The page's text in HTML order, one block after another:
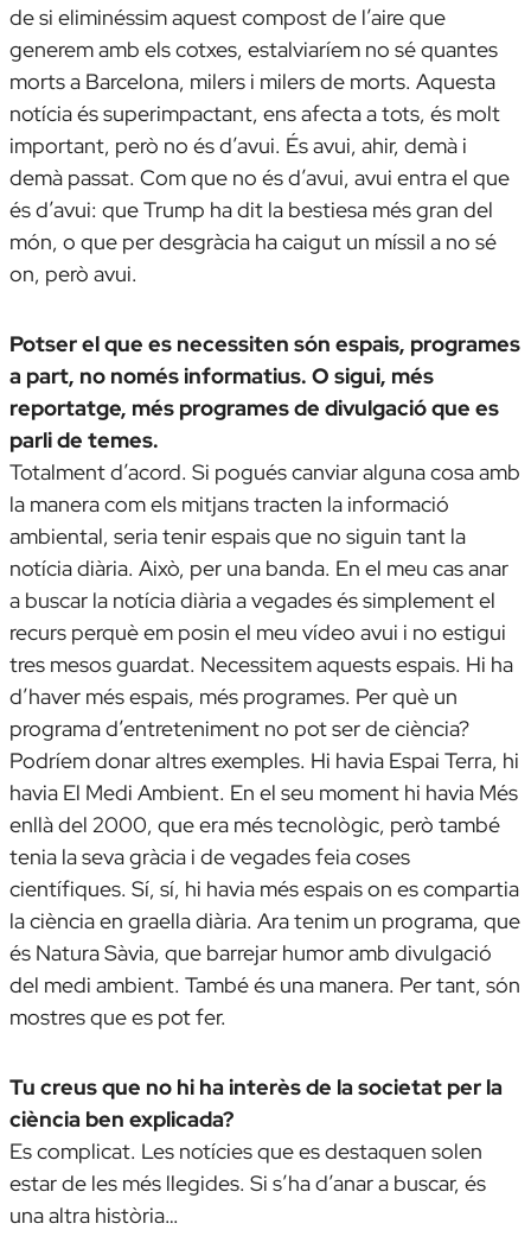
de si eliminéssim aquest compost de l’aire que
generem amb els cotxes, estalviaríem no sé quantes
morts a Barcelona, milers i milers de morts. Aquesta
notícia és superimpactant, ens afecta a tots, és molt
important, però no és d’avui. És avui, ahir, demà i
demà passat. Com que no és d’avui, avui entra el que
és d’avui: que Trump ha dit la bestiesa més gran del
món, o que per desgràcia ha caigut un míssil a no sé
on, però avui.
Potser el que es necessiten són espais, programes
a part, no només informatius. O sigui, més
reportatge, més programes de divulgació que es
parli de temes.
Totalment d’acord. Si pogués canviar alguna cosa amb
la manera com els mitjans tracten la informació
ambiental, seria tenir espais que no siguin tant la
notícia diària. Això, per una banda. En el meu cas anar
a buscar la notícia diària a vegades és simplement el
recurs perquè em posin el meu vídeo avui i no estigui
tres mesos guardat. Necessitem aquests espais. Hi ha
d’haver més espais, més programes. Per què un
programa d’entreteniment no pot ser de ciència?
Podríem donar altres exemples. Hi havia Espai Terra, hi
havia El Medi Ambient. En el seu moment hi havia Més
enllà del 2000, que era més tecnològic, però també
tenia la seva gràcia i de vegades feia coses
científiques. Sí, sí, hi havia més espais on es compartia
la ciència en graella diària. Ara tenim un programa, que
és Natura Sàvia, que barrejar humor amb divulgació
del medi ambient. També és una manera. Per tant, són
mostres que es pot fer.
Tu creus que no hi ha interès de la societat per la
ciència ben explicada?
Es complicat. Les notícies que es destaquen solen
estar de les més llegides. Si s’ha d’anar a buscar, és
una altra història…